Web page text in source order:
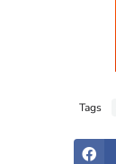
Tags